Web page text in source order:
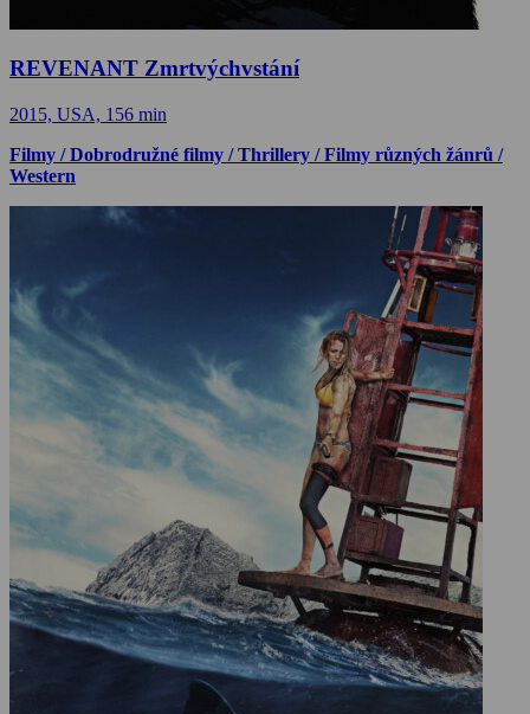
REVENANT Zmrtvýchvstání
2015, USA, 156 min
Filmy / Dobrodružné filmy / Thrillery / Filmy různých žánrů /
Western